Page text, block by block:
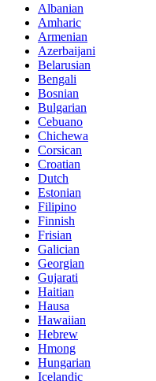
Albanian
Amharic
Armenian
Azerbaijani
Belarusian
Bengali
Bosnian
Bulgarian
Cebuano
Chichewa
Corsican
Croatian
Dutch
Estonian
Filipino
Finnish
Frisian
Galician
Georgian
Gujarati
Haitian
Hausa
Hawaiian
Hebrew
Hmong
Hungarian
Icelandic